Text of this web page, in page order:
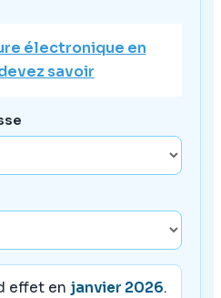
électronique en
savoir
effet en janvier 2026.